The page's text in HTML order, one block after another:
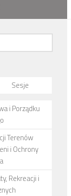
Sesje
i Porządku
Terenów
i Ochrony
Rekreacji i